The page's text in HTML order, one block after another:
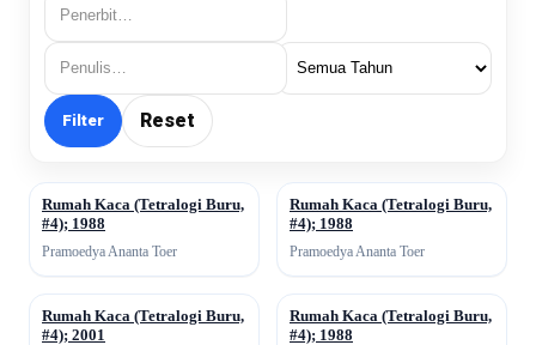
Filter Reset
↗
Rumah Kaca (Tetralogi Buru,
#4); 1988
Pramoedya Ananta Toer
↗
Rumah Kaca (Tetralogi Buru,
#4); 1988
Pramoedya Ananta Toer
↗
Rumah Kaca (Tetralogi Buru,
#4); 2001
↗
Rumah Kaca (Tetralogi Buru,
#4); 1988